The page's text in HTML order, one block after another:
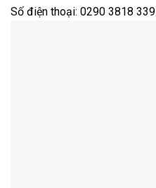
Số điện thoại: 0290 3818 339